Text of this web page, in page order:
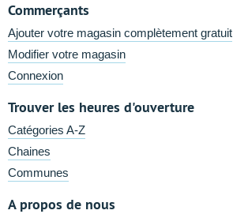
Commerçants
Ajouter votre magasin complètement gratuit
Modifier votre magasin
Connexion
Trouver les heures d'ouverture
Catégories A-Z
Chaines
Communes
A propos de nous